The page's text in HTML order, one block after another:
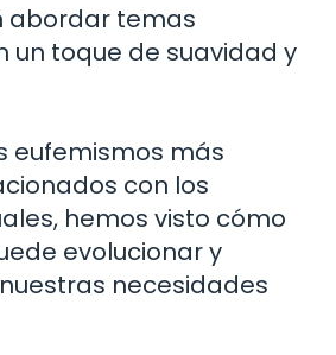
abordar temas
un toque de suavidad y
eufemismos más
con los
hemos visto cómo
evolucionar y
necesidades